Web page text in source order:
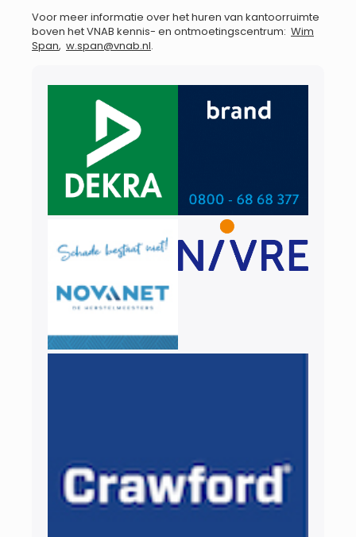
Voor meer informatie over het huren van kantoorruimte
boven het VNAB kennis- en ontmoetingscentrum: Wim
Span, w.span@vnab.nl.